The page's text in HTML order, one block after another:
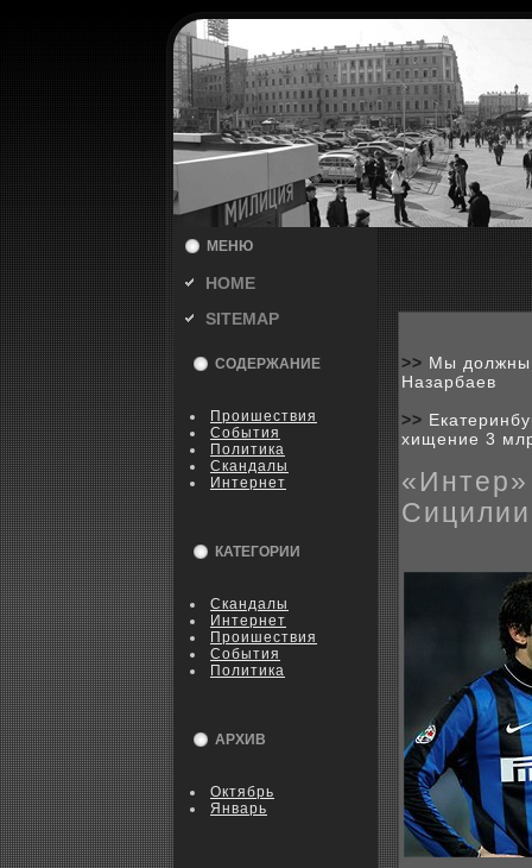
МЕНЮ
HOME
SITEMAP
СОДЕРЖАНИЕ
Пpoишествия
События
Политика
Скандалы
Интернет
КАТЕГОРИИ
Скандалы
Интернет
Пpoишествия
События
Политика
АРХИВ
Октябрь
Январь
>> Мы должны
Назарбаев
>>
хищение 3
Сицилии